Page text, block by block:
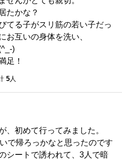
たかな？
てる子がスリ筋の若い子だっ
お互いの身体を洗い、
)
足！
5人
、初めて行ってみました。
で帰ろっかなと思ったのです
シートで誘われて、3人で暗